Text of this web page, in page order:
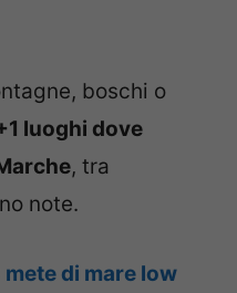
boschi o
luoghi dove
, tra
note.
mete di mare low